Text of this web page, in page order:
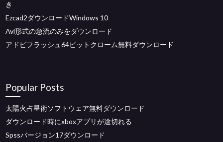
き
Ezcad2ダウンロードWindows 10
Avi形式の急流のみをダウンロード
アドビフラッシュ64ビットクローム無料ダウンロード
Popular Posts
太陽火占星術ソフトウェア無料ダウンロード
ダウンロード時にxboxアプリが途切れる
Spssバージョン17ダウンロード